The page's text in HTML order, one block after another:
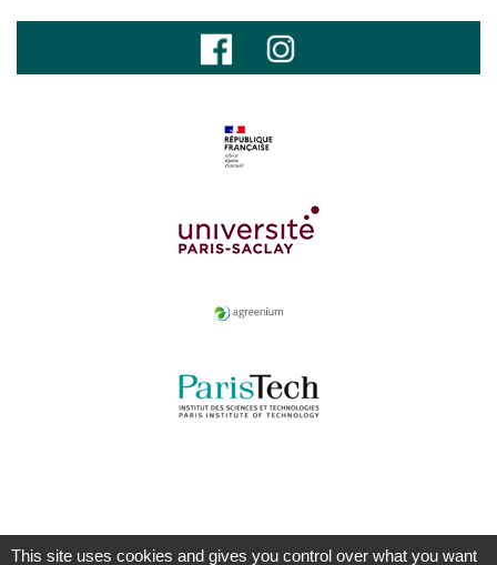
This site uses cookies and gives you control over what you want